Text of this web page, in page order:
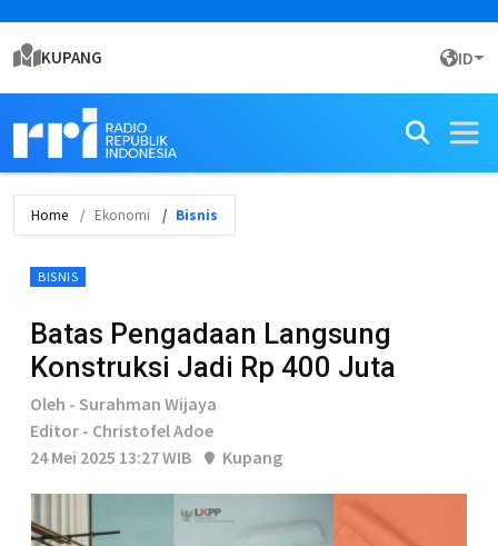
KUPANG ID
Home Ekonomi Bisnis
BISNIS
Batas Pengadaan Langsung
Konstruksi Jadi Rp 400 Juta
Oleh - Surahman Wijaya
Editor - Christofel Adoe
24 Mei 2025 13:27 WIB
Kupang